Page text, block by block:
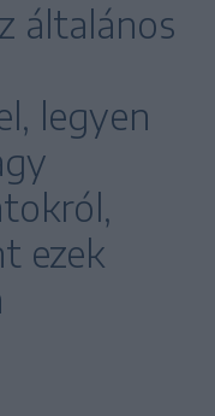
általános
legyen
ezek